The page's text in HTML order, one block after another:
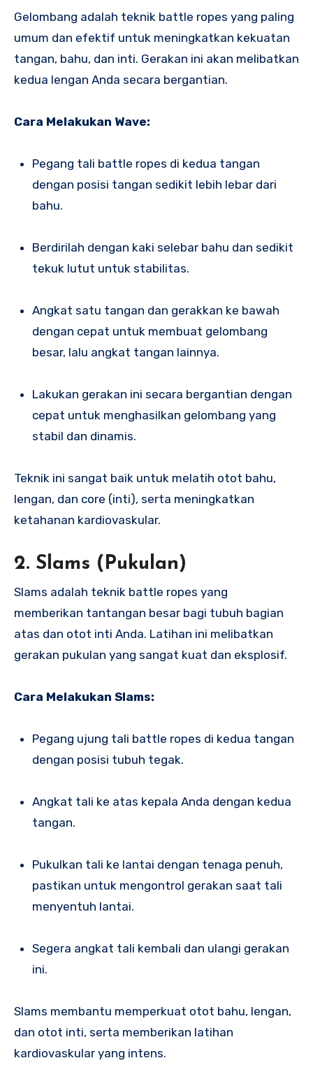
Gelombang adalah teknik battle ropes yang paling
umum dan efektif untuk meningkatkan kekuatan
tangan, bahu, dan inti. Gerakan ini akan melibatkan
kedua lengan Anda secara bergantian.
Cara Melakukan Wave:
Pegang tali battle ropes di kedua tangan
dengan posisi tangan sedikit lebih lebar dari
bahu.
Berdirilah dengan kaki selebar bahu dan sedikit
tekuk lutut untuk stabilitas.
Angkat satu tangan dan gerakkan ke bawah
dengan cepat untuk membuat gelombang
besar, lalu angkat tangan lainnya.
Lakukan gerakan ini secara bergantian dengan
cepat untuk menghasilkan gelombang yang
stabil dan dinamis.
Teknik ini sangat baik untuk melatih otot bahu,
lengan, dan core (inti), serta meningkatkan
ketahanan kardiovaskular.
2. Slams (Pukulan)
Slams adalah teknik battle ropes yang
memberikan tantangan besar bagi tubuh bagian
atas dan otot inti Anda. Latihan ini melibatkan
gerakan pukulan yang sangat kuat dan eksplosif.
Cara Melakukan Slams:
Pegang ujung tali battle ropes di kedua tangan
dengan posisi tubuh tegak.
Angkat tali ke atas kepala Anda dengan kedua
tangan.
Pukulkan tali ke lantai dengan tenaga penuh,
pastikan untuk mengontrol gerakan saat tali
menyentuh lantai.
Segera angkat tali kembali dan ulangi gerakan
ini.
Slams membantu memperkuat otot bahu, lengan,
dan otot inti, serta memberikan latihan
kardiovaskular yang intens.